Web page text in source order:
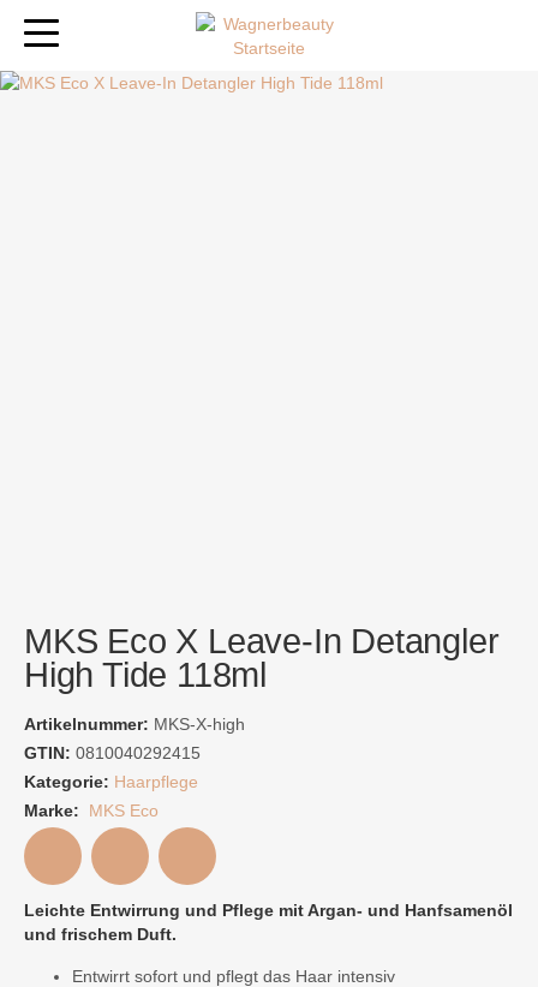
MKS Eco X Leave-In Detangler
High Tide 118ml
Artikelnummer: MKS-X-high
GTIN: 0810040292415
Kategorie: Haarpflege
Marke:
MKS Eco
Leichte Entwirrung und Pflege mit Argan- und Hanfsamenöl
und frischem Duft.
Entwirrt sofort und pflegt das Haar intensiv